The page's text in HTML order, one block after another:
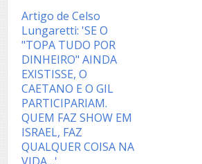
Artigo de Celso
Lungaretti: 'SE O
"TOPA TUDO POR
DINHEIRO" AINDA
EXISTISSE, O
CAETANO E O GIL
PARTICIPARIAM.
QUEM FAZ SHOW EM
ISRAEL, FAZ
QUALQUER COISA NA